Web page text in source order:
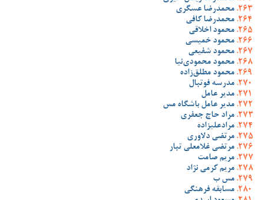
محمدرضا عسگری
محمدرضا کافی
محمود اخلاقی
محمود خمیسی
محمود شفیعی
محمود محمودی‌نیا
محمود مطلق‌زاده
مدرسه فوتبال
مدیر عامل
مدیر عامل باشگاه مس
مراد حاج جعفری
مرادعلیزاده
مرتضی دلاوری
مرتضی غلامعلی تبار
مریم صامت
مریم کرمی نژاد
مس ب
مسابقه فرهنگی